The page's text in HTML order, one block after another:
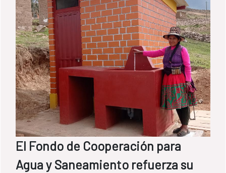
El Fondo de Cooperación para
Agua y Saneamiento refuerza su